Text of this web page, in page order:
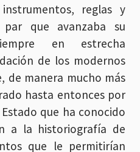
reglas y
que avanzaba su
en estrecha
de los modernos
de manera mucho más
hasta entonces por
que ha conocido
a la historiografía de
que le permitirían